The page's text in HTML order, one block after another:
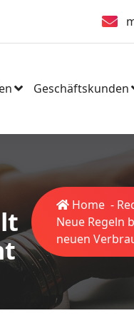
Geschäftskunden
Home -
Neue Regeln
neuen